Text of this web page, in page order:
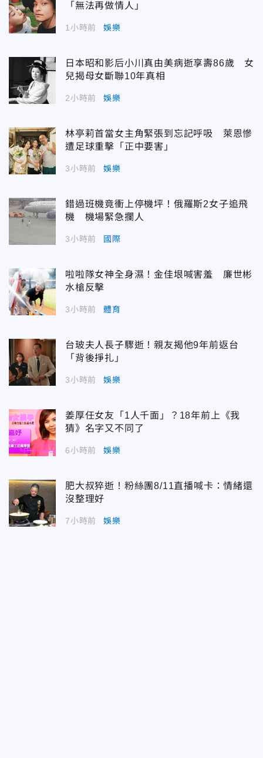
「無法再做情人」
1小時前 娛樂
日本昭和影后小川真由美病逝享壽86歲 女
兒揭母女斷聯10年真相
2小時前 娛樂
林亭莉首當女主角緊張到忘記呼吸 萊恩慘
遭足球重擊「正中要害」
3小時前 娛樂
錯過班機竟衝上停機坪！俄羅斯2女子追飛
機 機場緊急攔人
3小時前 國際
啦啦隊女神全身濕！金佳垠喊害羞 廉世彬
水槍反擊
3小時前 體育
台玻夫人長子驟逝！親友揭他9年前返台
「背後掙扎」
3小時前 娛樂
姜厚任女友「1人千面」？18年前上《我
猜》名字又不同了
6小時前 娛樂
肥大叔猝逝！粉絲團8/11直播喊卡：情緒還
沒整理好
7小時前 娛樂